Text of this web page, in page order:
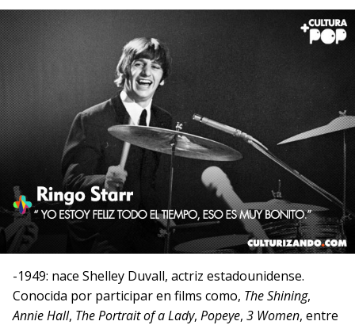
-1949: nace Shelley Duvall, actriz estadounidense.
Conocida por participar en films como, The Shining,
Annie Hall, The Portrait of a Lady, Popeye, 3 Women, entre